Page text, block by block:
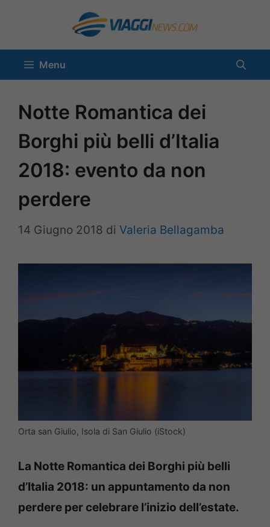
contenuto
Menu
Notte Romantica dei
Borghi più belli d’Italia
2018: evento da non
perdere
14 Giugno 2018 di Valeria Bellagamba
Orta san Giulio, Isola di San Giulio (iStock)
La Notte Romantica dei Borghi più belli
d’Italia 2018: un appuntamento da non
perdere per celebrare l’inizio dell’estate.